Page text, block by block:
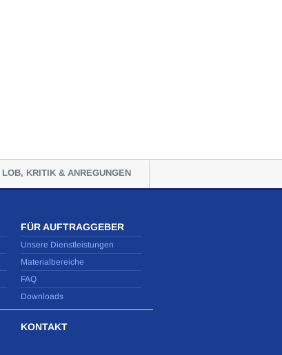
LOB, KRITIK & ANREGUNGEN
FÜR AUFTRAGGEBER
Unsere Dienstleistungen
Materialbereiche
FAQ
Downloads
KONTAKT